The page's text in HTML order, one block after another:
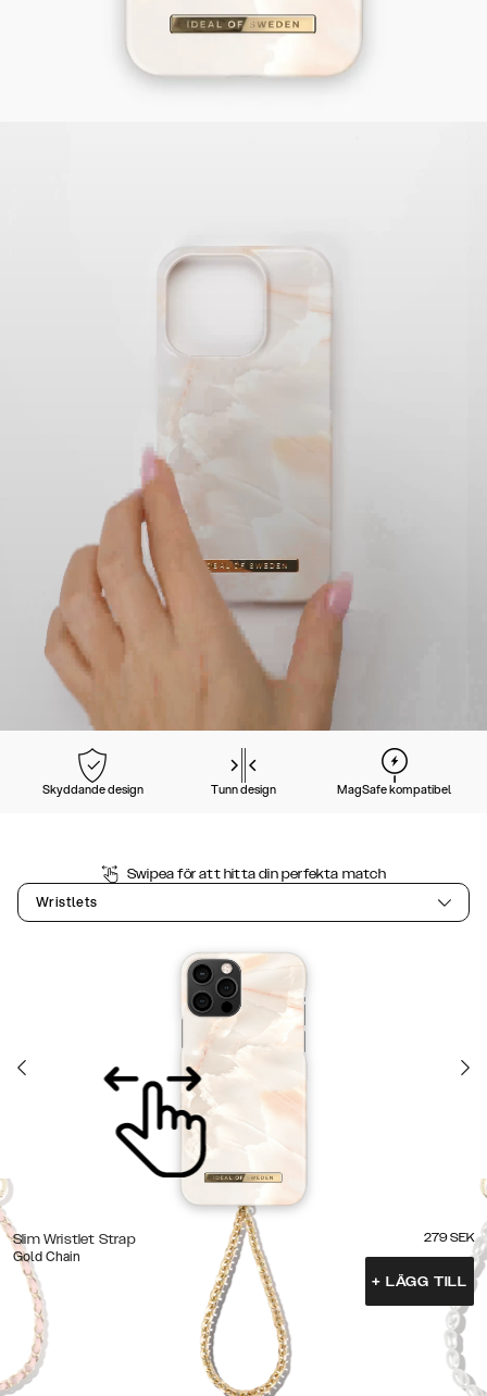
Skyddande design Tunn design MagSafe kompatibel
Swipea för att hitta din perfekta match
Wristlets
Slim Wristlet Strap
Gold Chain
279 SEK
+ LÄGG TILL